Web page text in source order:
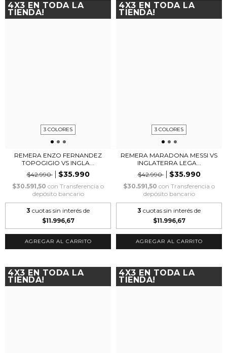
4X3 EN TODA LA
TIENDA!
3 COLORES
REMERA ENZO FERNANDEZ
TOPOGIGIO VS INGLA...
$42.990
$35.990
$30.591,50 con Transferencia o
depósito bancario
3 cuotas sin interés de
$11.996,67
AGREGAR AL CARRITO
4X3 EN TODA LA
TIENDA!
3 COLORES
REMERA MARADONA MESSI VS
INGLATERRA LEGA...
$42.990
$35.990
$30.591,50 con Transferencia o
depósito bancario
3 cuotas sin interés de
$11.996,67
AGREGAR AL CARRITO
4X3 EN TODA LA
TIENDA!
4X3 EN TODA LA
TIENDA!